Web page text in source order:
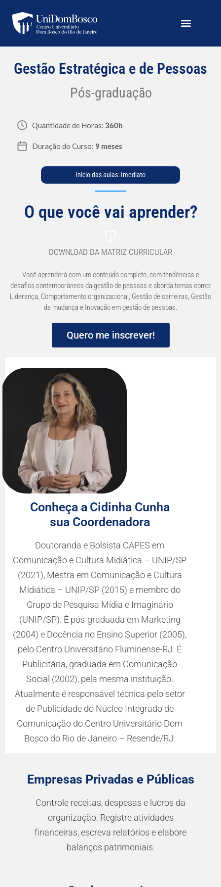
Gestão Estratégica e de Pessoas
Pós-graduação
Quantidade de Horas: 360h
Duração do Curso: 9 meses
Início das aulas: Imediato
O que você vai aprender?
DOWNLOAD DA MATRIZ CURRICULAR
Você aprenderá com um conteúdo completo, com tendências e
desafios contemporâneos da gestão de pessoas e aborda temas como:
Liderança, Comportamento organizacional, Gestão de carreiras, Gestão
da mudança e Inovação em gestão de pessoas.
Quero me inscrever!
Conheça oMauricio Teixeira
seu Coordenador
Possui graduação em Ciências Militares pela
Academia Militar das Agulhas Negras (1982),
graduação em Educação Física pela Escola
de Educação Física (1986), mestrado em
Aplicações Militares pela Escola de Oficiais
(1992), especialização em Inteligência pela
(1997), especialização em Treinamento
Esportivo pela Universidade Federal de Minas
Gerais(2002) e MBA em Gestão Estratégica
de Empresas pela Fundação Getúlio Vargas
(2012).
Empresas Privadas e Públicas
Controle receitas, despesas e lucros da
organização. Registre atividades
financeiras, escreva relatórios e elabore
balanços patrimoniais.